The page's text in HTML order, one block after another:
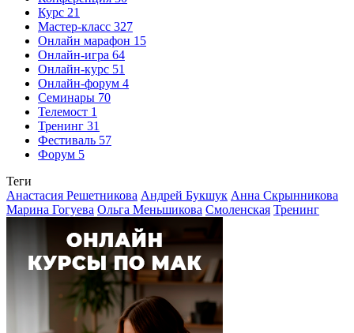
Курс 21
Мастер-класс 327
Онлайн марафон 15
Онлайн-игра 64
Онлайн-курс 51
Онлайн-форум 4
Семинары 70
Телемост 1
Тренинг 31
Фестиваль 57
Форум 5
Теги
Анастасия Решетникова Андрей Букшук Анна Скрынникова
Марина Гогуева Ольга Меньшикова Смоленская Тренинг